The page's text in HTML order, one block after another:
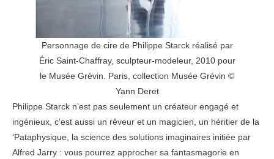
Personnage de cire de Philippe Starck réalisé par
Éric Saint-Chaffray, sculpteur-modeleur, 2010 pour
le Musée Grévin. Paris, collection Musée Grévin ©
Yann Deret
Philippe Starck n’est pas seulement un créateur engagé et
ingénieux, c’est aussi un rêveur et un magicien, un héritier de la
‘Pataphysique, la science des solutions imaginaires initiée par
Alfred Jarry : vous pourrez approcher sa fantasmagorie en